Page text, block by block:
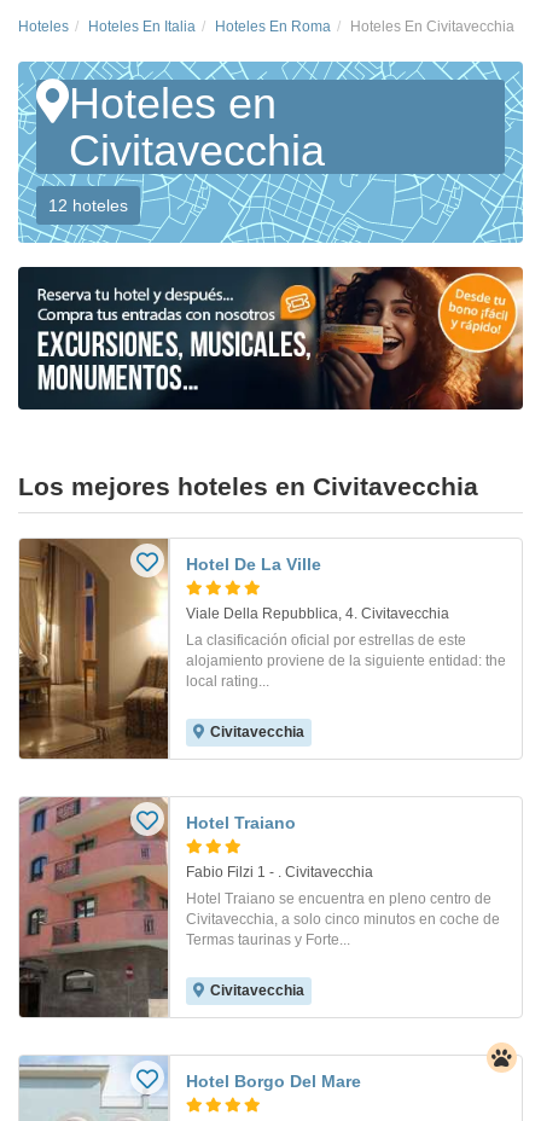
Hoteles Hoteles En Italia Hoteles En Roma Hoteles En Civitavecchia
Hoteles en
Civitavecchia
12 hoteles
Los mejores hoteles en Civitavecchia
Hotel De La Ville
Viale Della Repubblica, 4. Civitavecchia
La clasificación oficial por estrellas de este
alojamiento proviene de la siguiente entidad: the
local rating...
Civitavecchia
Hotel Traiano
Fabio Filzi 1 - . Civitavecchia
Hotel Traiano se encuentra en pleno centro de
Civitavecchia, a solo cinco minutos en coche de
Termas taurinas y Forte...
Civitavecchia
Hotel Borgo Del Mare